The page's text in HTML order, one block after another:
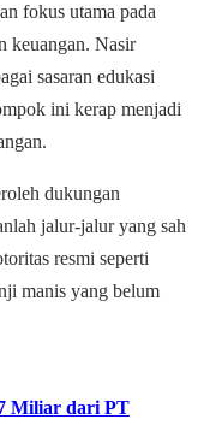
fokus utama pada
keuangan. Nasir
sasaran edukasi
ini kerap menjadi
dukungan
jalur-jalur yang sah
resmi seperti
manis yang belum
Miliar dari PT